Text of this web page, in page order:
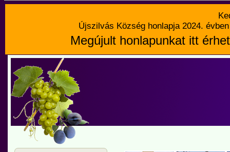
Újszilvás Község honlapja 2024.
Megújult honlapunkat itt